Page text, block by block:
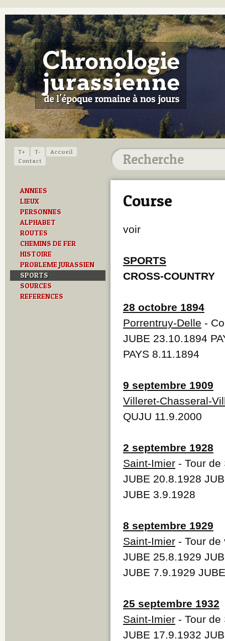
T+ T-
Accueil
Contact
ANNEES
LIEUX
PERSONNES
ALPHABET
ROUTES
CHEMINS DE FER
HISTOIRE
PROBLEME JURASSIEN
SPORTS
SOURCES
REFERENCES
Course
voir
SPORTS
CROSS-COUNTRY
28 octobre 1894
Porrentruy-Delle -
JUBE 23.10.1894
PAYS 8.11.1894
9 septembre 1909
Villeret-Chasseral-
QUJU 11.9.2000
2 septembre 1928
Saint-Imier - Tour de
JUBE 20.8.1928
JUBE 3.9.1928
8 septembre 1929
Saint-Imier - Tour
JUBE 25.8.1929
JUBE 7.9.1929
25 septembre 1932
Saint-Imier - Tour de
JUBE 17.9.1932